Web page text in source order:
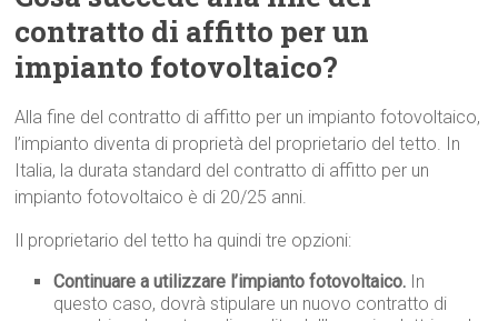
contratto di affitto per un
impianto fotovoltaico?
Alla fine del contratto di affitto per un impianto fotovoltaico,
l’impianto diventa di proprietà del proprietario del tetto. In
Italia, la durata standard del contratto di affitto per un
impianto fotovoltaico è di 20/25 anni.
Il proprietario del tetto ha quindi tre opzioni:
Continuare a utilizzare l’impianto fotovoltaico. In
questo caso, dovrà stipulare un nuovo contratto di